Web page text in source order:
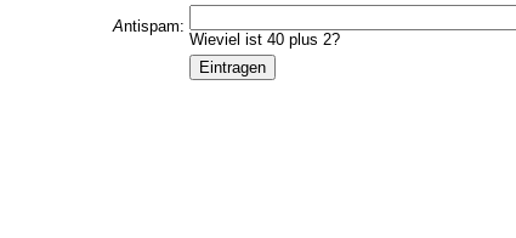
Antispam:
Wieviel ist 40 plus 2?